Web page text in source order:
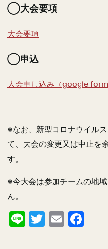
◯大会要項
大会要項
◯申込
大会申し込み（google form
※なお、新型コロナウイル
て、大会の変更又は中止を
す。
※今大会は参加チームの地
ん。
LineTwitter
Email